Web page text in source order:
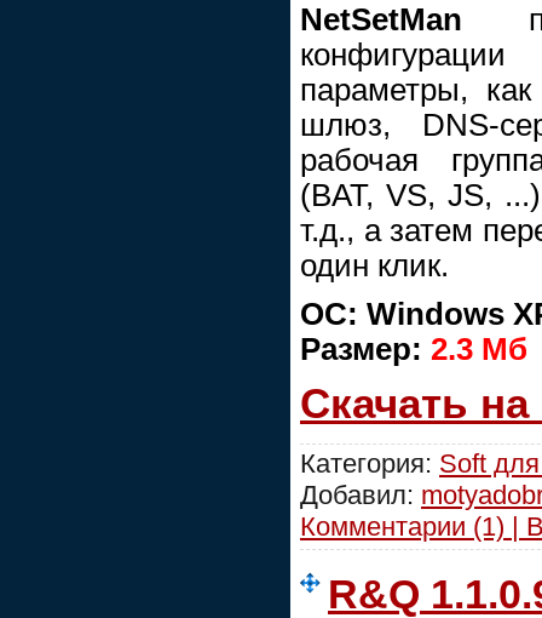
NetSetMan
параметры,
шлюз, DNS-
рабочая
(BAT, VS, JS,
т.д., а затем
один клик.
ОС: Windows
Размер: 2.3 Мб
Скачать
Категория: Soft
Добавил:
Комментарии (1) |
R&Q